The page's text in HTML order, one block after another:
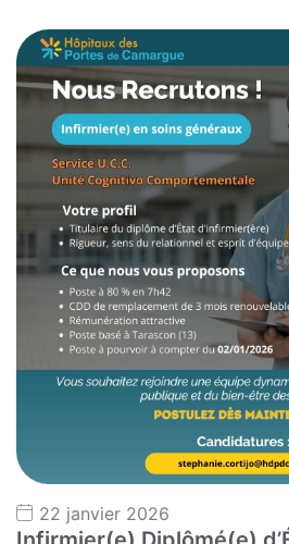
22 janvier 2026